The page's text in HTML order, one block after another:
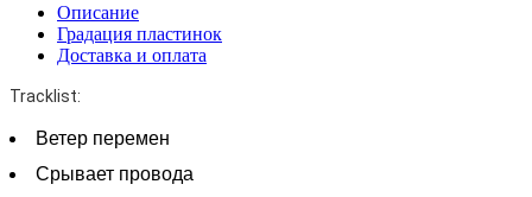
Описание
Градация пластинок
Доставка и оплата
Tracklist:
Ветер перемен
Срывает провода